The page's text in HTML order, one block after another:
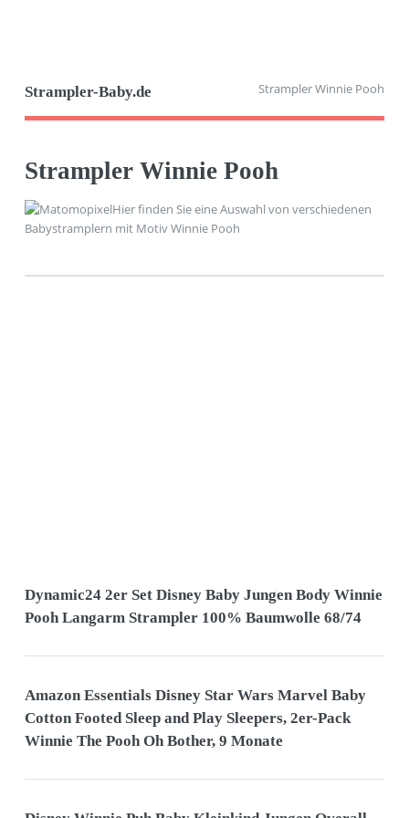
Strampler-Baby.de Strampler Winnie Pooh
Strampler Winnie Pooh
Hier finden Sie eine Auswahl von verschiedenen
Babystramplern mit Motiv Winnie Pooh
Dynamic24 2er Set Disney Baby Jungen Body Winnie
Pooh Langarm Strampler 100% Baumwolle 68/74
Amazon Essentials Disney Star Wars Marvel Baby
Cotton Footed Sleep and Play Sleepers, 2er-Pack
Winnie The Pooh Oh Bother, 9 Monate